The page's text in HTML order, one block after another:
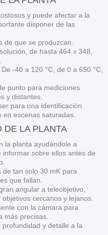
y puede afectar a la
disponer de las
de que se produzcan.
de hasta 464 x 348,
-40 a 120 °C, de 0 a 650 °C,
punto para mediciones
y distantes.
para una identificación
escenas saturadas.
DE LA PLANTA
la planta ayudándole a
sobre ellos antes de
tan solo 30 mK para
que fallan.
angular a teleobjetivo,
cercanos y lejanos.
con la cámara para
más precisas.
y detalle a la